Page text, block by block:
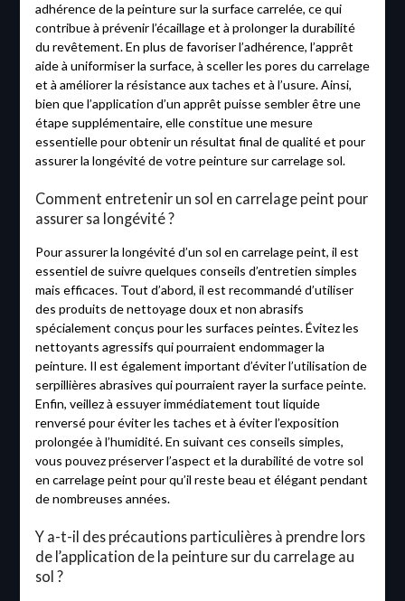
adhérence de la peinture sur la surface carrelée, ce qui
contribue à prévenir l’écaillage et à prolonger la durabilité
du revêtement. En plus de favoriser l’adhérence, l’apprêt
aide à uniformiser la surface, à sceller les pores du carrelage
et à améliorer la résistance aux taches et à l’usure. Ainsi,
bien que l’application d’un apprêt puisse sembler être une
étape supplémentaire, elle constitue une mesure
essentielle pour obtenir un résultat final de qualité et pour
assurer la longévité de votre peinture sur carrelage sol.
Comment entretenir un sol en carrelage peint pour
assurer sa longévité ?
Pour assurer la longévité d’un sol en carrelage peint, il est
essentiel de suivre quelques conseils d’entretien simples
mais efficaces. Tout d’abord, il est recommandé d’utiliser
des produits de nettoyage doux et non abrasifs
spécialement conçus pour les surfaces peintes. Évitez les
nettoyants agressifs qui pourraient endommager la
peinture. Il est également important d’éviter l’utilisation de
serpillières abrasives qui pourraient rayer la surface peinte.
Enfin, veillez à essuyer immédiatement tout liquide
renversé pour éviter les taches et à éviter l’exposition
prolongée à l’humidité. En suivant ces conseils simples,
vous pouvez préserver l’aspect et la durabilité de votre sol
en carrelage peint pour qu’il reste beau et élégant pendant
de nombreuses années.
Y a-t-il des précautions particulières à prendre lors
de l’application de la peinture sur du carrelage au
sol ?